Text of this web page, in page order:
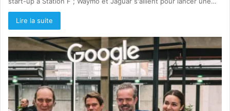
Lire la suite